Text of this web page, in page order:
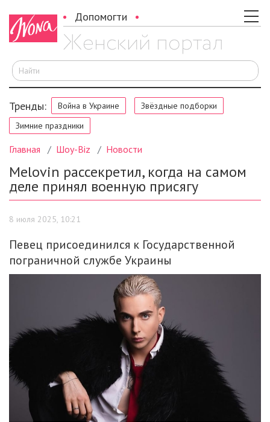
Допомогти
Тренды: Война в Украине
Звёздные подборки
Зимние праздники
Главная Шоу-Biz Новости
Melovin рассекретил, когда на самом
деле принял военную присягу
8 июля 2025, 10:21
Певец присоединился к Государственной
пограничной службе Украины